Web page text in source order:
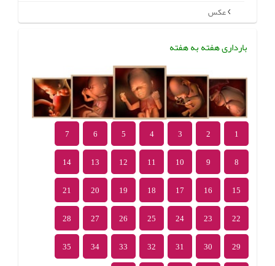
عکس
بارداری هفته به هفته
1
2
3
4
5
6
7
8
9
10
11
12
13
14
15
16
17
18
19
20
21
22
23
24
25
26
27
28
29
30
31
32
33
34
35